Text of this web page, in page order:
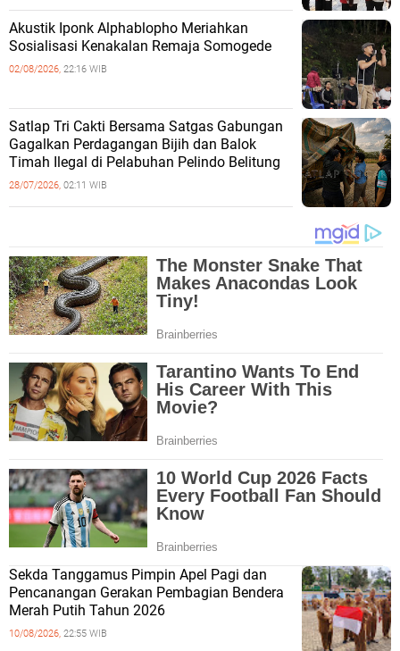
Akustik Iponk Alphablopho Meriahkan
Sosialisasi Kenakalan Remaja Somogede
02/08/2026, 22:16 WIB
Satlap Tri Cakti Bersama Satgas Gabungan
Gagalkan Perdagangan Bijih dan Balok
Timah Ilegal di Pelabuhan Pelindo Belitung
28/07/2026, 02:11 WIB
Sekda Tanggamus Pimpin Apel Pagi dan
Pencanangan Gerakan Pembagian Bendera
Merah Putih Tahun 2026
10/08/2026, 22:55 WIB